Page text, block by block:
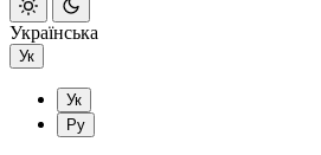
Українська
Ук
Ук
Ру